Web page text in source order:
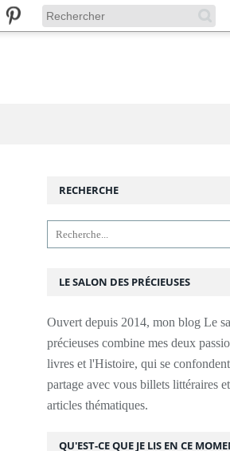
RECHERCHE
LE SALON DES PRÉCIEUSES
Ouvert depuis 2014, mon blog Le
précieuses combine mes deux
livres et l'Histoire, qui se
partage avec vous billets littéraires
articles thématiques.
QU'EST-CE QUE JE LIS EN CE